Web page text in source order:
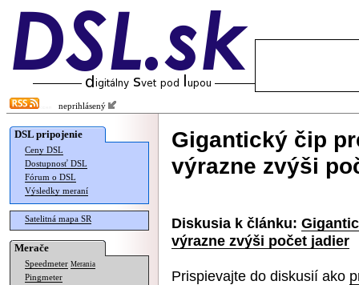
neprihlásený
DSL pripojenie
Ceny DSL
Dostupnosť DSL
Fórum o DSL
Výsledky meraní
Satelitná mapa SR
Merače
Speedmeter Merania
Pingmeter
Gigantický čip
výrazne zvýši
Diskusia k článku:
výrazne zvýši počet jadier
Prispievajte do diskusií ako